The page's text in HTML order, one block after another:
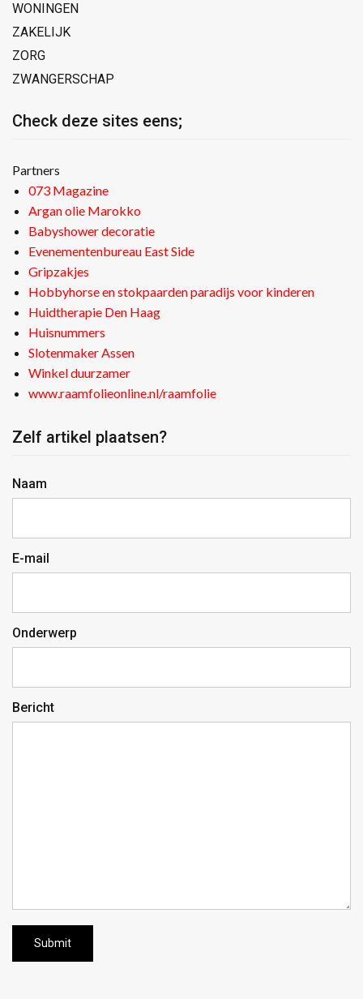
WONINGEN
ZAKELIJK
ZORG
ZWANGERSCHAP
Check deze sites eens;
Partners
073 Magazine
Argan olie Marokko
Babyshower decoratie
Evenementenbureau East Side
Gripzakjes
Hobbyhorse en stokpaarden paradijs voor kinderen
Huidtherapie Den Haag
Huisnummers
Slotenmaker Assen
Winkel duurzamer
www.raamfolieonline.nl/raamfolie
Zelf artikel plaatsen?
Naam
E-mail
Onderwerp
Bericht